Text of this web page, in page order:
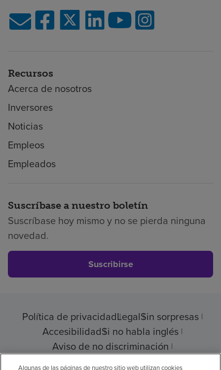
Recursos
Acerca de nosotros
Inversores
Noticias
Empleos
Empleados
Suscríbase a nuestro boletín
Suscríbase hoy mismo y no se pierda ninguna
novedad.
Suscribirse
Política de privacidadLegalSin sorpresas
AccesibilidadSi no habla inglés
Aviso de no discriminación
Cumplimiento de los proveedores
Algunas de las páginas de nuestro sitio web utilizan cookies